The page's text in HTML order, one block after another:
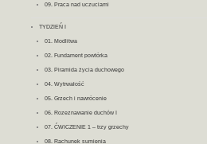
09. Praca nad uczuciami
TYDZIEŃ I
01. Modlitwa
02. Fundament powtórka
03. Piramida życia duchowego
04. Wytrwałość
05. Grzech i nawrócenie
06. Rozeznawanie duchów I
07. ĆWICZENIE 1 – trzy grzechy
08. Rachunek sumienia